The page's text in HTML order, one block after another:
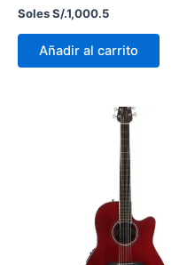
Soles S/.1,000.5
Añadir al carrito